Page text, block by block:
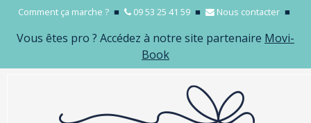
Comment ça marche ? ■ 09 53 25 41 59 ■ Nous contacter ■
Vous êtes pro ? Accédez à notre site partenaire Movi-
Book